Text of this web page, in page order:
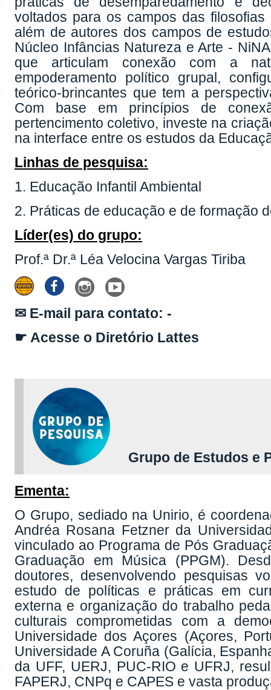
voltados para os campos das
além de autores dos campos de
Núcleo Infâncias Natureza e Arte -
que articulam conexão com a
empoderamento político grupal,
teórico-brincantes que tem a
Com base em princípios de
pertencimento coletivo, investe na
na interface entre os estudos da
Linhas de pesquisa:
1. Educação Infantil Ambiental
2. Práticas de educação e de formação
Líder(es) do grupo:
Prof.ª Dr.ª Léa Velocina Vargas Tiriba
✉ E-mail para contato: -
☛ Acesse o Diretório Lattes
Grupo de Estudos e
Ementa:
O Grupo, sediado na Unirio, é
Andréa Rosana Fetzner da
vinculado ao Programa de Pós
Graduação em Música (PPGM).
doutores, desenvolvendo pesquisas
estudo de políticas e práticas em
externa e organização do trabalho
culturais comprometidas com a
Universidade dos Açores (Açores,
Universidade A Coruña (Galícia,
da UFF, UERJ, PUC-RIO e UFRJ,
FAPERJ, CNPq e CAPES e vasta